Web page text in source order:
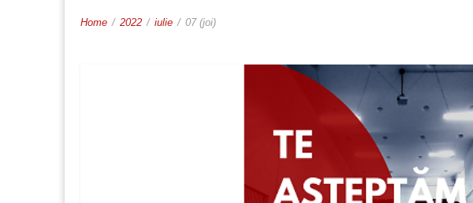
Home / 2022 / iulie / 07 (joi)